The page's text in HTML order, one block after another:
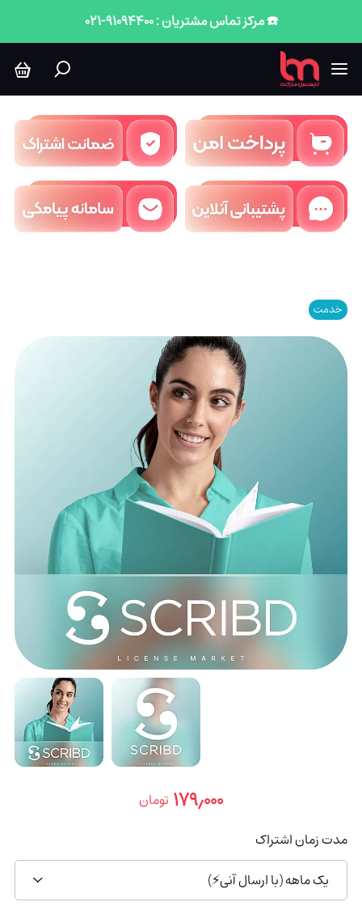
☎️ مرکز تماس مشتریان : 91094400-021
خدمت
۱۷۹٫۰۰۰ تومان
مدت زمان اشتراک
یک ماهه (با ارسال آنی⚡)